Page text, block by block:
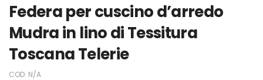
Federa per cuscino d’arredo
Mudra in lino di Tessitura
Toscana Telerie
COD: N/A